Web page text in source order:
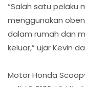
“Salah satu pelaku
menggunakan
dalam rumah dan
keluar,” ujar Kevin
Motor Honda